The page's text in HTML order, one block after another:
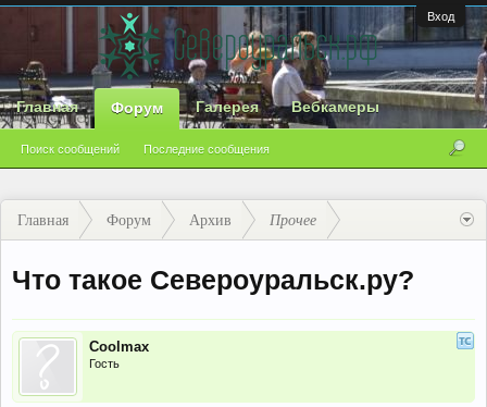
Вход
Главная Форум
Поиск сообщений Последние сообщения
Галерея Вебкамеры
Главная Форум Архив Прочее
Что такое Североуральск.ру?
Coolmax
Гость